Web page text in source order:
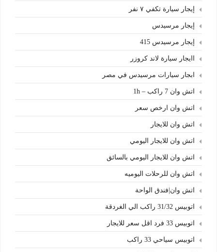
إيجار سيارة تكفي ٧ نفر
إيجار مرسيدس
إيجار مرسيدس 415
اايجار سيارة لاند كروزر
ابجار سيارات مرسيدس في مصر
اتش وان 7 راكب – 1h
اتش وان ارخص سعر
اتش وان للايجار
اتش وان للايجار اليومي
اتش وان للايجار اليومي بالسائق
اتش وان للرحلات اليوميه
اتش وان|فندق الواحة
اتوبيس 31/32 راكب الي الغردقة
اتوبيس 33 فرد اقل سعر للايجار
اتوبيس سياحي 33 راكب